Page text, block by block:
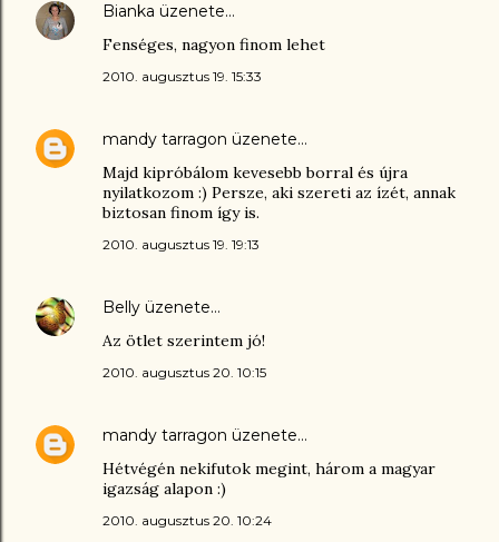
Bianka üzenete…
Fenséges, nagyon finom lehet
2010. augusztus 19. 15:33
mandy tarragon üzenete…
Majd kipróbálom kevesebb borral és újra
nyilatkozom :) Persze, aki szereti az ízét, annak
biztosan finom így is.
2010. augusztus 19. 19:13
Belly üzenete…
Az ötlet szerintem jó!
2010. augusztus 20. 10:15
mandy tarragon üzenete…
Hétvégén nekifutok megint, három a magyar
igazság alapon :)
2010. augusztus 20. 10:24